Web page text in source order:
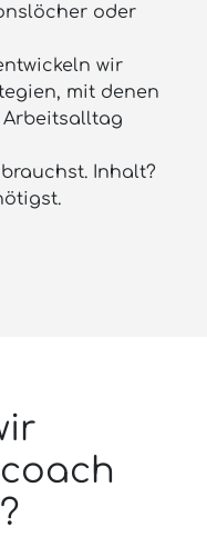
oder
wir
mit denen
Inhalt?